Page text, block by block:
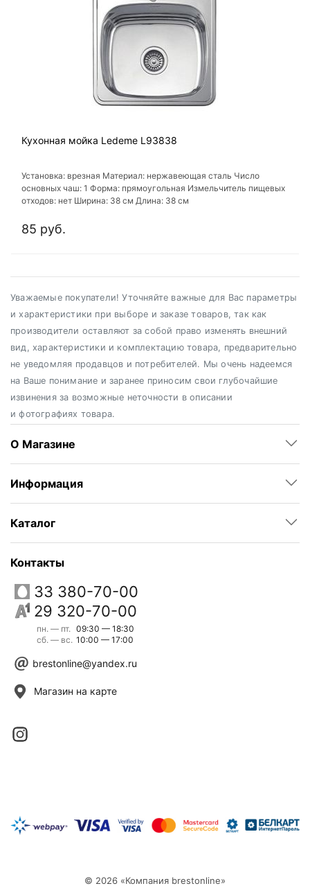
Кухонная мойка Ledeme L93838
Установка: врезная Материал: нержавеющая сталь Число
основных чаш: 1 Форма: прямоугольная Измельчитель пищевых
отходов: нет Ширина: 38 см Длина: 38 см
85 руб.
Уважаемые покупатели! Уточняйте важные для Вас параметры
и характеристики при выборе и заказе товаров, так как
производители оставляют за собой право изменять внешний
вид, характеристики и комплектацию товара, предварительно
не уведомляя продавцов и потребителей. Мы очень надеемся
на Ваше понимание и заранее приносим свои глубочайшие
извинения за возможные неточности в описании
и фотографиях товара.
О Магазине
Информация
Каталог
Контакты
33 380-70-00
29 320-70-00
пн. — пт.
сб. — вс.
09:30 — 18:30
10:00 — 17:00
brestonline@yandex.ru
Магазин на карте
© 2026 «Компания brestonline»